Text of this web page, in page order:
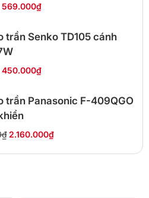
569.000₫
trần Senko TD105 cánh
450.000₫
trần Panasonic F-409QGO
2.160.000₫